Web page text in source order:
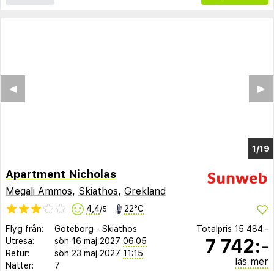
1/19
▶︎
◀︎
Apartment Nicholas
Megali Ammos, Skiathos, Grekland
4,4/5 22°C
Flyg från: Göteborg - Skiathos
Utresa:
sön 16 maj 2027 06:05
Retur:
sön 23 maj 2027 11:15
Nätter:
7
Totalpris 15 484:-
7 742:-
läs mer